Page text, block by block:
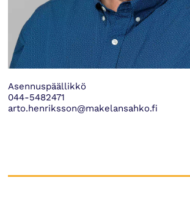
Asennuspäällikkö
044-5482471
arto.henriksson@makelansahko.fi